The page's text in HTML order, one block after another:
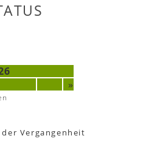
»
Vergangenheit